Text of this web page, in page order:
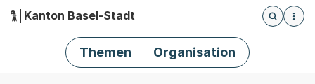
Hauptnavigation
Kanton Basel-Stadt
Öffnet
Themen Organisation